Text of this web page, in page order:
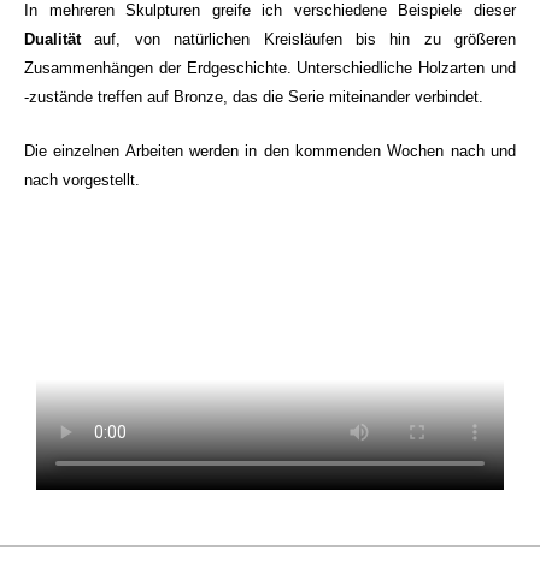
In mehreren Skulpturen greife ich verschiedene Beispiele dieser
Dualitätauf, von natürlichen Kreisläufen bis hin zu größeren
Zusammenhängen der Erdgeschichte. Unterschiedliche Holzarten und
-zustände treffen auf Bronze, das die Serie miteinander verbindet.
Die einzelnen Arbeiten werden in den kommenden Wochen nach und
nach vorgestellt.